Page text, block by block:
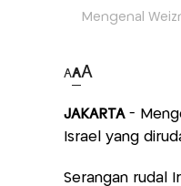
Mengenal
AAA
JAKARTA-
Israel yang
Serangan rudal